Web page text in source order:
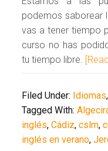
podemos saborear
vas a tener tiempo
curso no has
tu tiempo libre.
Filed Under: Idiomas
Tagged With:
inglés,Cádiz,cslm,
inglés en verano,